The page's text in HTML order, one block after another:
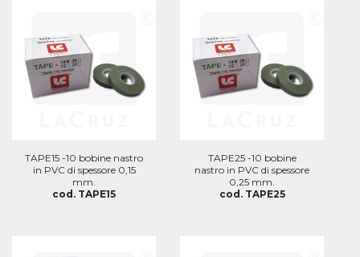
TAPE15 -10 bobine nastro
in PVC di spessore 0,15
mm.
cod. TAPE15
TAPE25 -10 bobine
nastro in PVC di spessore
0,25 mm.
cod. TAPE25